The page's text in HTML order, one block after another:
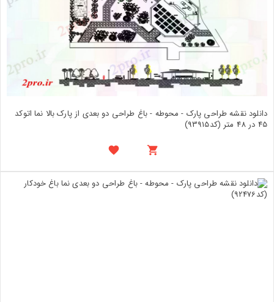
دانلود نقشه طراحی پارک - محوطه - باغ طراحی دو بعدی از پارک بالا نما اتوکد
45 در 48 متر (کد93915)